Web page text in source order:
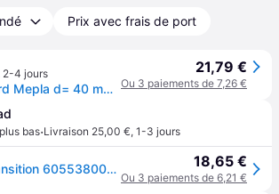
Prix avec frais de port
2-4 jours
Geberit raccord Mepla d= 40 mm x R 11/4, avec mâle, laiton rouge
21,79 €
Ou 3 paiements de 7,26 €
bas·Livraison 25,00 €, 1-3 jours
Geberit Mepla transition 605538005 Ø 40mmxR 2000 2000 / 4, bronze, avec AG 18,65 €
Ou 3 paiements de 6,21 €